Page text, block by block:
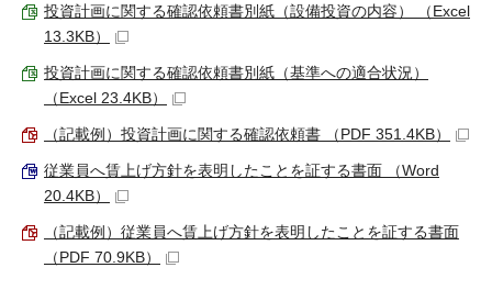
投資計画に関する確認依頼書別紙（設備投資の内容） （Excel
13.3KB）
投資計画に関する確認依頼書別紙（基準への適合状況）
（Excel 23.4KB）
（記載例）投資計画に関する確認依頼書 （PDF 351.4KB）
従業員へ賃上げ方針を表明したことを証する書面 （Word
20.4KB）
（記載例）従業員へ賃上げ方針を表明したことを証する書面
（PDF 70.9KB）